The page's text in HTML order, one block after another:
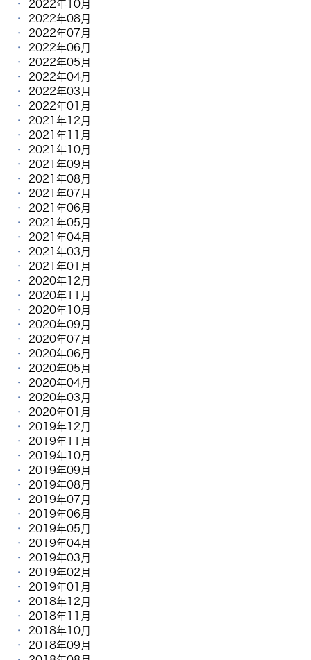
2022年10月
2022年08月
2022年07月
2022年06月
2022年05月
2022年04月
2022年03月
2022年01月
2021年12月
2021年11月
2021年10月
2021年09月
2021年08月
2021年07月
2021年06月
2021年05月
2021年04月
2021年03月
2021年01月
2020年12月
2020年11月
2020年10月
2020年09月
2020年07月
2020年06月
2020年05月
2020年04月
2020年03月
2020年01月
2019年12月
2019年11月
2019年10月
2019年09月
2019年08月
2019年07月
2019年06月
2019年05月
2019年04月
2019年03月
2019年02月
2019年01月
2018年12月
2018年11月
2018年10月
2018年09月